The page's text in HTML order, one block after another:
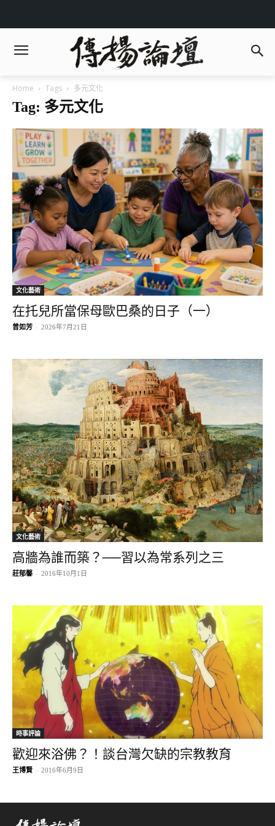
Home Tags 多元文化
Tag: 多元文化
文化藝術
在托兒所當保母歐巴桑的日子（一）
曾如芳 - 2026年7月21日
文化藝術
高牆為誰而築？──習以為常系列之三
莊郁馨 - 2016年10月1日
時事評論
歡迎來浴佛？！談台灣欠缺的宗教教育
王博賢 - 2016年6月9日